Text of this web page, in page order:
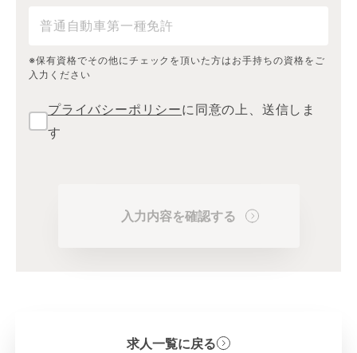
※保有資格でその他にチェックを頂いた方はお手持ちの資格をご
入力ください
プライバシーポリシーに同意の上、送信しま
す
入力内容を確認する
求人一覧に戻る